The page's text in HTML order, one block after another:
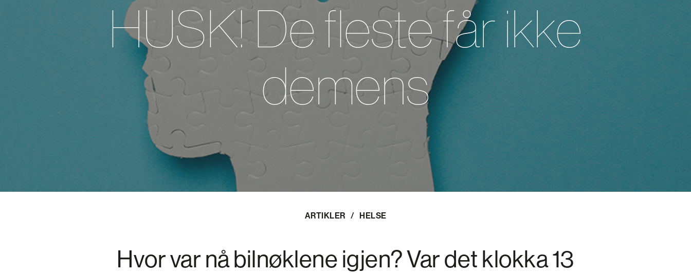
HUSK! De fleste får ikke
demens
ARTIKLER / HELSE
Hvor var nå bilnøklene igjen? Var det klokka 13